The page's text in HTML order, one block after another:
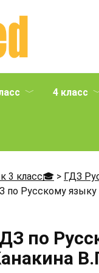
4 класс
3 класс🎓 > ГДЗ
по Русскому языку
по